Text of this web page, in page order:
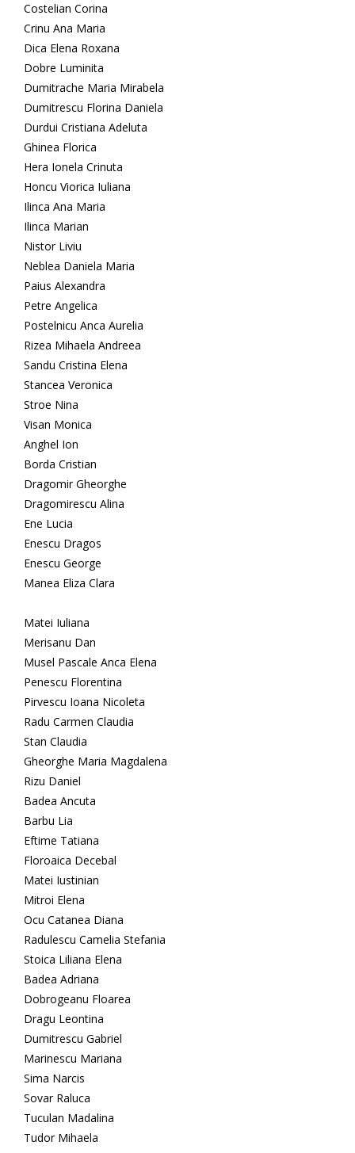
Costelian Corina
Crinu Ana Maria
Dica Elena Roxana
Dobre Luminita
Dumitrache Maria Mirabela
Dumitrescu Florina Daniela
Durdui Cristiana Adeluta
Ghinea Florica
Hera Ionela Crinuta
Honcu Viorica Iuliana
Ilinca Ana Maria
Ilinca Marian
Nistor Liviu
Neblea Daniela Maria
Paius Alexandra
Petre Angelica
Postelnicu Anca Aurelia
Rizea Mihaela Andreea
Sandu Cristina Elena
Stancea Veronica
Stroe Nina
Visan Monica
Anghel Ion
Borda Cristian
Dragomir Gheorghe
Dragomirescu Alina
Ene Lucia
Enescu Dragos
Enescu George
Manea Eliza Clara
Matei Iuliana
Merisanu Dan
Musel Pascale Anca Elena
Penescu Florentina
Pirvescu Ioana Nicoleta
Radu Carmen Claudia
Stan Claudia
Gheorghe Maria Magdalena
Rizu Daniel
Badea Ancuta
Barbu Lia
Eftime Tatiana
Floroaica Decebal
Matei Iustinian
Mitroi Elena
Ocu Catanea Diana
Radulescu Camelia Stefania
Stoica Liliana Elena
Badea Adriana
Dobrogeanu Floarea
Dragu Leontina
Dumitrescu Gabriel
Marinescu Mariana
Sima Narcis
Sovar Raluca
Tuculan Madalina
Tudor Mihaela